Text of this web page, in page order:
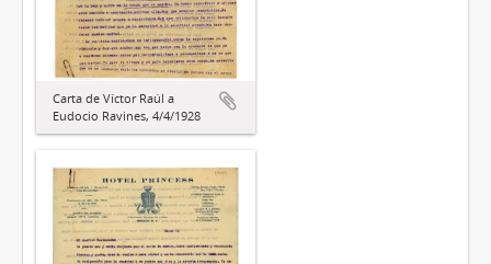
Carta de Víctor Raúl a
Eudocio Ravines, 4/4/1928